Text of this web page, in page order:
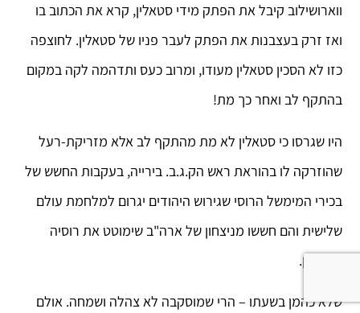
ווארושילוב קיבל את הפתק מידי סטאלין, קרא את הכתוב בו
ואז זרק בעצבנות את הפתק לעבר פניו של סטאלין. לחוצפה
כזו לא הסכין סטאלין מעודו, ומרוב כעס ותדהמה לקה במקום
בהתקף לב ואחר כך מת!
היו שגרסו כי סטאלין לא מת מהתקף לב אלא מזריקת-רעל
שהוזרקה לו בהוראת ראש הק.ג.ב. בירייה, בעקבות החשש של
בכירי המימשל הרוסי שגירוש היהודים יגרום למלחמת עולם
שלישית והם חששו מניצחון של ארה"ב שימוטט את רוסיה
לחלוטין.
שלא כהמן בשעתו – הרי שמוסקבה לא צהלה ושמחה. אולם